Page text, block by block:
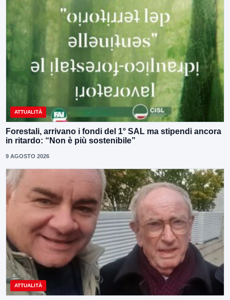
ATTUALITÀ
Forestali, arrivano i fondi del 1° SAL ma stipendi ancora
in ritardo: “Non è più sostenibile”
9 AGOSTO 2026
ATTUALITÀ